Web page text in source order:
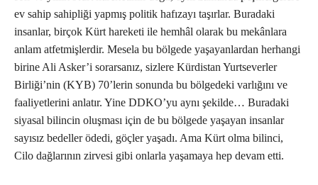
ev sahip sahipliği yapmış politik hafızayı taşırlar. Buradaki
insanlar, birçok Kürt hareketi ile hemhâl olarak bu mekânlara
anlam atfetmişlerdir. Mesela bu bölgede yaşayanlardan herhangi
birine Ali Asker’i sorarsanız, sizlere Kürdistan Yurtseverler
Birliği’nin (KYB) 70’lerin sonunda bu bölgedeki varlığını ve
faaliyetlerini anlatır. Yine DDKO’yu aynı şekilde… Buradaki
siyasal bilincin oluşması için de bu bölgede yaşayan insanlar
sayısız bedeller ödedi, göçler yaşadı. Ama Kürt olma bilinci,
Cilo dağlarının zirvesi gibi onlarla yaşamaya hep devam etti.